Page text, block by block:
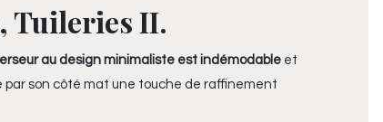
Tuileries II.
au design minimaliste est indémodable et
par son côté mat une touche de raffinement